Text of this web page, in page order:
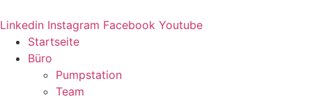
Inhalt
springen
Linkedin Instagram Facebook Youtube
Startseite
Büro
Pumpstation
Team